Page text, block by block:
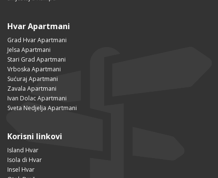
Hvar Apartmani
Grad Hvar Apartmani
Jelsa Apartmani
Stari Grad Apartmani
Vrboska Apartmani
Sućuraj Apartmani
Zavala Apartmani
Ivan Dolac Apartmani
Sveta Nedjelja Apartmani
Korisni linkovi
Island Hvar
Isola di Hvar
Insel Hvar